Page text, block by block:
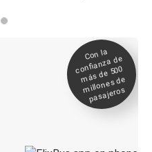
Con la
confianza de
más de 500
millones de
pasajeros